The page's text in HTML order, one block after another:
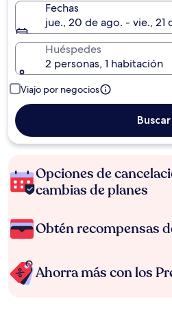
Fechas
jue., 20 de ago. - vie., 21
Huéspedes
2 personas, 1 habitación
Viajo por negocios
Buscar
Opciones de
cambias de planes
Obtén recompensas
Ahorra más con los